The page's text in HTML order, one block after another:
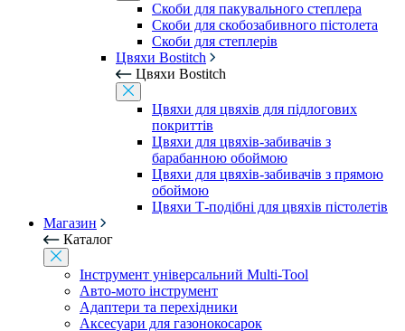
Скоби для пакувального степлера
Скоби для скобозабивного пістолета
Скоби для степлерів
Цвяхи Bostitch
Цвяхи Bostitch
Цвяхи для цвяхів для підлогових
покриттів
Цвяхи для цвяхів-забивачів з
барабанною обоймою
Цвяхи для цвяхів-забивачів з прямою
обоймою
Цвяхи Т-подібні для цвяхів пістолетів
Магазин
Каталог
Інструмент універсальний Multi-Tool
Авто-мото інструмент
Адаптери та перехідники
Аксесуари для газонокосарок